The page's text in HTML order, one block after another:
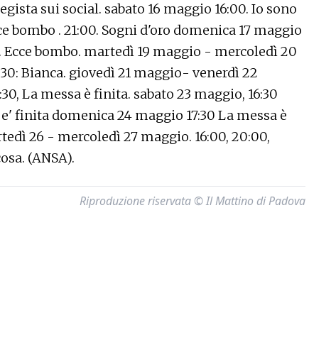
sui social. sabato 16 maggio 16:00. Io sono
bombo . 21:00. Sogni d'oro domenica 17 maggio
Ecce bombo. martedì 19 maggio - mercoledì 20
Bianca. giovedì 21 maggio- venerdì 22
La messa è finita. sabato 23 maggio, 16:30
finita domenica 24 maggio 17:30 La messa è
26 - mercoledì 27 maggio. 16:00, 20:00,
(ANSA).
Riproduzione riservata © Il Mattino di Padova